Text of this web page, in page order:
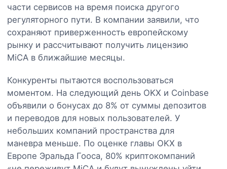
части сервисов на время поиска другого
регуляторного пути. В компании заявили, что
сохраняют приверженность европейскому
рынку и рассчитывают получить лицензию
MiCA в ближайшие месяцы.
Конкуренты пытаются воспользоваться
моментом. На следующий день OKX и Coinbase
объявили о бонусах до 8% от суммы депозитов
и переводов для новых пользователей. У
небольших компаний пространства для
маневра меньше. По оценке главы OKX в
Европе Эральда Гооса, 80% криптокомпаний